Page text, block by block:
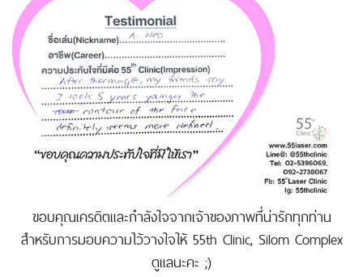
ขอบคุณเครดิตและกำลังใจจากเจ้าของภาพที่น่ารักทุกท่าน
สำหรับการมอบความไว้วางใจให้ 55th Clinic, Silom Complex
ดูแลนะคะ ;)